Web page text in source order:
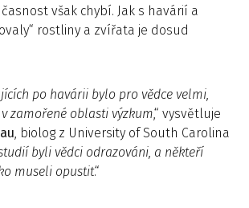
však chybí. Jak s havárií a
rostliny a zvířata je dosud
po havárii bylo pro vědce velmi,
zamořené oblasti výzkum,“ vysvětluje
, biolog z University of South Carolina
byli vědci odrazováni, a někteří
museli opustit.“